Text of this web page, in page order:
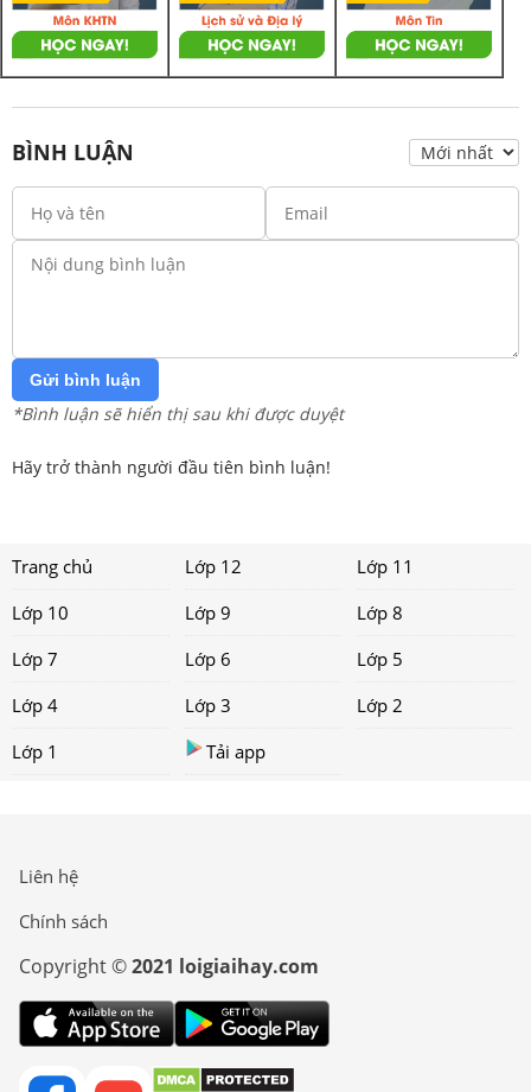
BÌNH LUẬN
Gửi bình luận
*Bình luận sẽ hiển thị sau khi được duyệt
Hãy trở thành người đầu tiên bình luận!
Trang chủ Lớp 12
Lớp 11
Lớp 10
Lớp 9
Lớp 8
Lớp 7
Lớp 6
Lớp 5
Lớp 4
Lớp 3
Lớp 2
Lớp 1
Tải app
Liên hệ
Chính sách
Copyright ©2021 loigiaihay.com